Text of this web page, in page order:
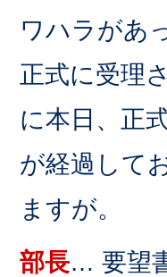
ワハラがあ
正式に受理
に本日、正
が経過して
ますが。
部長… 要望